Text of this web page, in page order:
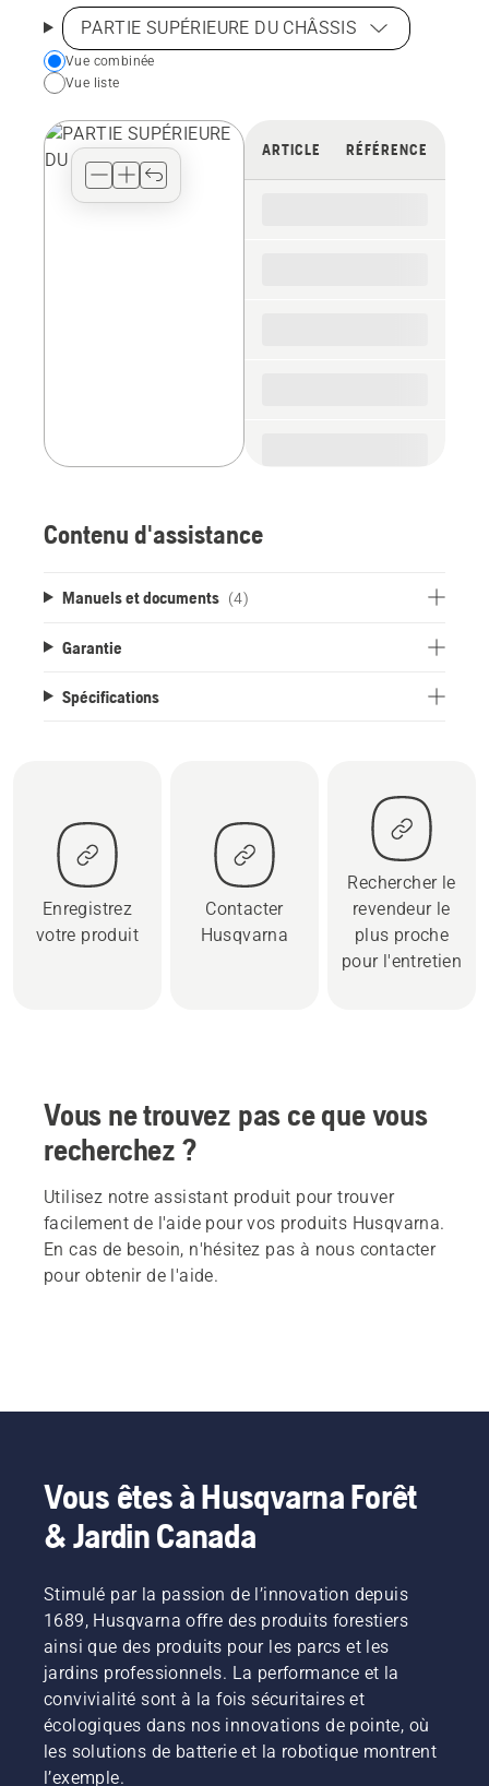
PARTIE SUPÉRIEURE DU CHÂSSIS
Choose
your
view
type
Vue combinée
Vue liste
ARTICLE RÉFÉRENCE
Contenu d'assistance
Manuels et documents (4)
Garantie
Spécifications
Enregistrez
votre produit
Contacter
Husqvarna
Rechercher le
revendeur le
plus proche
pour l'entretien
Vous ne trouvez pas ce que vous
recherchez ?
Utilisez notre assistant produit pour trouver
facilement de l'aide pour vos produits Husqvarna.
En cas de besoin, n'hésitez pas à nous contacter
pour obtenir de l'aide.
Vous êtes à Husqvarna Forêt
& Jardin Canada
Stimulé par la passion de l’innovation depuis
1689, Husqvarna offre des produits forestiers
ainsi que des produits pour les parcs et les
jardins professionnels. La performance et la
convivialité sont à la fois sécuritaires et
écologiques dans nos innovations de pointe, où
les solutions de batterie et la robotique montrent
l’exemple.